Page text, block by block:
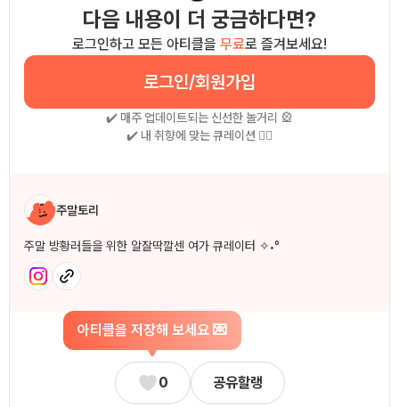
다음 내용이 더 궁금하다면?
로그인하고 모든 아티클을 무료로 즐겨보세요!
로그인/회원가입
✔️ 매주 업데이트되는 신선한 놀거리 🎡
✔️ 내 취향에 맞는 큐레이션 🧚‍♀
작성자 소개
주말토리
주말 방황러들을 위한 알잘딱깔센 여가 큐레이터 ✧˖°
아티클을 저장해 보세요 💌
0 공유할랭